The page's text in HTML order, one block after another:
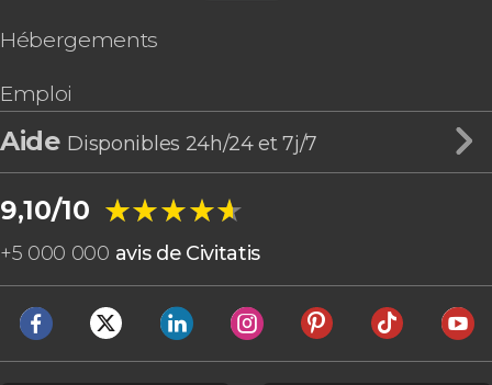
Hébergements
Emploi
Aide Disponibles 24h/24 et 7j/7
9,10/10 ★★★★★
★★★★★
+5 000 000 avis de Civitatis